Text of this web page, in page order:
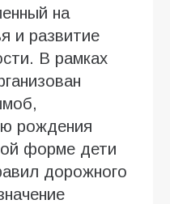
на
и развитие
В рамках
рождения
форме дети
дорожного